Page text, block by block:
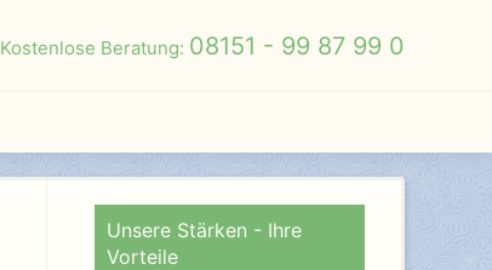
Kostenlose Beratung: 08151 - 99 87 99 0
Unsere Stärken - Ihre
Vorteile